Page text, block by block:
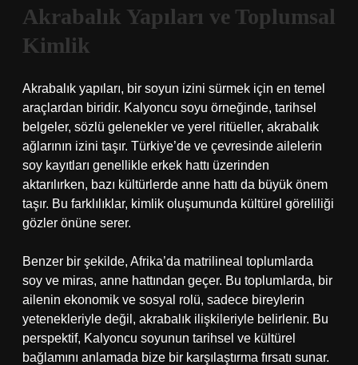
Akrabalık Yapıları ve Toplumsal
Kimlik
Akrabalık yapıları, bir soyun izini sürmek için en temel
araçlardan biridir. Kalyoncu soyu örneğinde, tarihsel
belgeler, sözlü gelenekler ve yerel ritüeller, akrabalık
ağlarının izini taşır. Türkiye’de ve çevresinde ailelerin
soy kayıtları genellikle erkek hattı üzerinden
aktarılırken, bazı kültürlerde anne hattı da büyük önem
taşır. Bu farklılıklar, kimlik oluşumunda kültürel göreliliği
gözler önüne serer.
Benzer bir şekilde, Afrika’da matrilineal toplumlarda
soy ve miras, anne hattından geçer. Bu toplumlarda, bir
ailenin ekonomik ve sosyal rolü, sadece bireylerin
yetenekleriyle değil, akrabalık ilişkileriyle belirlenir. Bu
perspektif, Kalyoncu soyunun tarihsel ve kültürel
bağlamını anlamada bize bir karşılaştırma fırsatı sunar.